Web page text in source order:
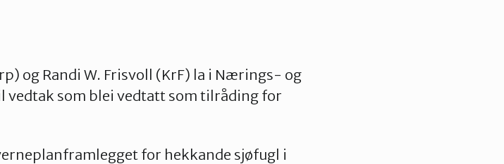
og Randi W. Frisvoll (KrF) la i Nærings- og
som blei vedtatt som tilråding for
for hekkande sjøfugl i